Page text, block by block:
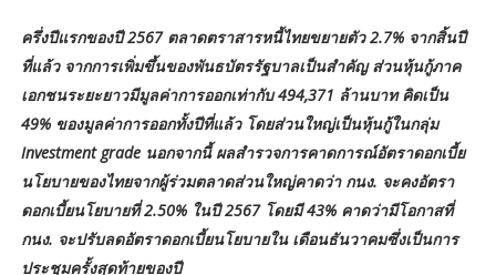
ครึ่งปีแรกของปี 2567 ตลาดตราสารหนี้ไทยขยายตัว 2.7% จากสิ้นปี
ที่แล้ว จากการเพิ่มขึ้นของพันธบัตรรัฐบาลเป็นสำคัญ ส่วนหุ้นกู้ภาค
เอกชนระยะยาวมีมูลค่าการออกเท่ากับ 494,371 ล้านบาท คิดเป็น
49% ของมูลค่าการออกทั้งปีที่แล้ว โดยส่วนใหญ่เป็นหุ้นกู้ในกลุ่ม
Investment grade นอกจากนี้ ผลสำรวจการคาดการณ์อัตราดอกเบี้ย
นโยบายของไทยจากผู้ร่วมตลาดส่วนใหญ่คาดว่า กนง. จะคงอัตรา
ดอกเบี้ยนโยบายที่ 2.50% ในปี 2567 โดยมี 43% คาดว่ามีโอกาสที่
กนง. จะปรับลดอัตราดอกเบี้ยนโยบายใน เดือนธันวาคมซึ่งเป็นการ
ประชุมครั้งสุดท้ายของปี